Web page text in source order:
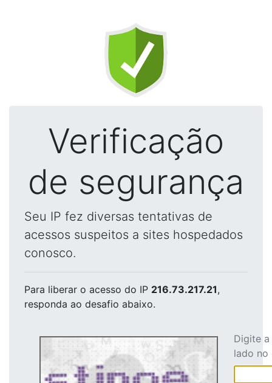
Verificação
de segurança
Seu IP fez diversas tentativas de
acessos suspeitos a sites hospedados
conosco.
Para liberar o acesso do IP 216.73.217.21,
responda ao desafio abaixo.
Digite
lado no